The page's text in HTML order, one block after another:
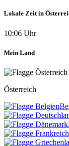
Lokale Zeit in
10:06 Uhr
Mein Land
Österreich